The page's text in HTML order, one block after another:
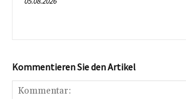
Kommentieren Sie den Artikel